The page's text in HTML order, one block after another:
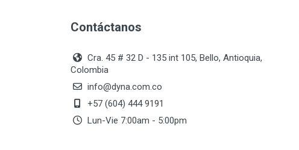
Contáctanos
Cra. 45 # 32 D - 135 int 105, Bello, Antioquia,
Colombia
info@dyna.com.co
+57 (604) 444 9191
Lun-Vie 7:00am - 5:00pm